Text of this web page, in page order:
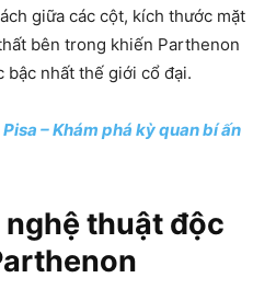
giữa các cột, kích thước mặt
bên trong khiến Parthenon
nhất thế giới cổ đại.
– Khám phá kỳ quan bí ấn
thuật độc